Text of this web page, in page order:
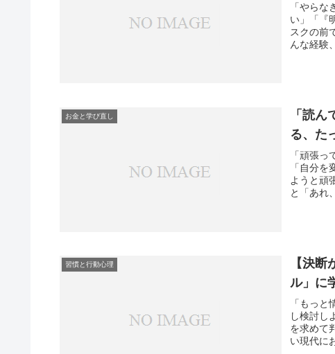
「やら
い」「『
スクの前
んな経験
お金と学び直し
「読
る、た
「頑張
「自分
ようと頑
と「あれ
習慣と行動心理
【決
ル」に
「もっ
し検討し
を求めて
い現代に